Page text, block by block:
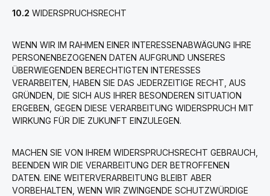
10.2 WIDERSPRUCHSRECHT
WENN WIR IM RAHMEN EINER INTERESSENABWÄGUNG IHRE
PERSONENBEZOGENEN DATEN AUFGRUND UNSERES
ÜBERWIEGENDEN BERECHTIGTEN INTERESSES
VERARBEITEN, HABEN SIE DAS JEDERZEITIGE RECHT, AUS
GRÜNDEN, DIE SICH AUS IHRER BESONDEREN SITUATION
ERGEBEN, GEGEN DIESE VERARBEITUNG WIDERSPRUCH MIT
WIRKUNG FÜR DIE ZUKUNFT EINZULEGEN.
MACHEN SIE VON IHREM WIDERSPRUCHSRECHT GEBRAUCH,
BEENDEN WIR DIE VERARBEITUNG DER BETROFFENEN
DATEN. EINE WEITERVERARBEITUNG BLEIBT ABER
VORBEHALTEN, WENN WIR ZWINGENDE SCHUTZWÜRDIGE